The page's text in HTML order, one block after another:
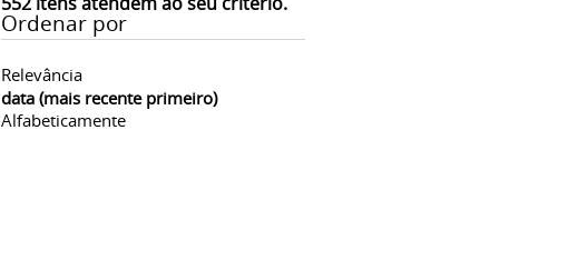
Ordenar por
Relevância
data (mais recente primeiro)
Alfabeticamente